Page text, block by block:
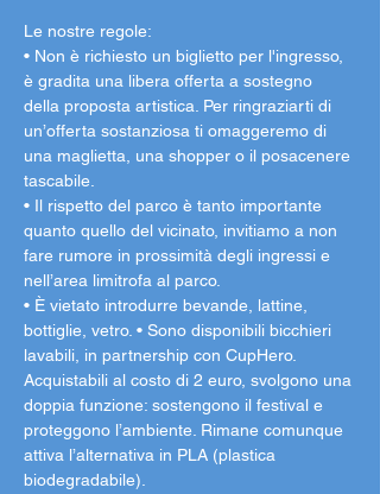
Le nostre regole:
• Non è richiesto un biglietto per l'ingresso,
è gradita una libera offerta a sostegno
della proposta artistica. Per ringraziarti di
un’offerta sostanziosa ti omaggeremo di
una maglietta, una shopper o il posacenere
tascabile.
• Il rispetto del parco è tanto importante
quanto quello del vicinato, invitiamo a non
fare rumore in prossimità degli ingressi e
nell’area limitrofa al parco.
• È vietato introdurre bevande, lattine,
bottiglie, vetro. • Sono disponibili bicchieri
lavabili, in partnership con CupHero.
Acquistabili al costo di 2 euro, svolgono una
doppia funzione: sostengono il festival e
proteggono l’ambiente. Rimane comunque
attiva l’alternativa in PLA (plastica
biodegradabile).